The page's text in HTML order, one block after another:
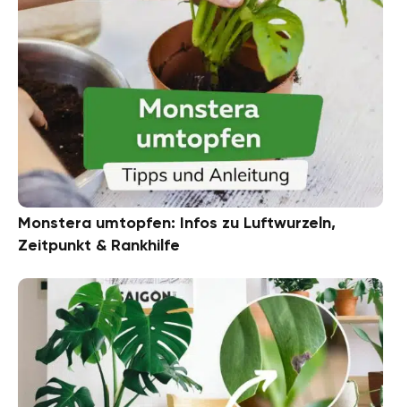
Monstera umtopfen: Infos zu Luftwurzeln,
Zeitpunkt & Rankhilfe